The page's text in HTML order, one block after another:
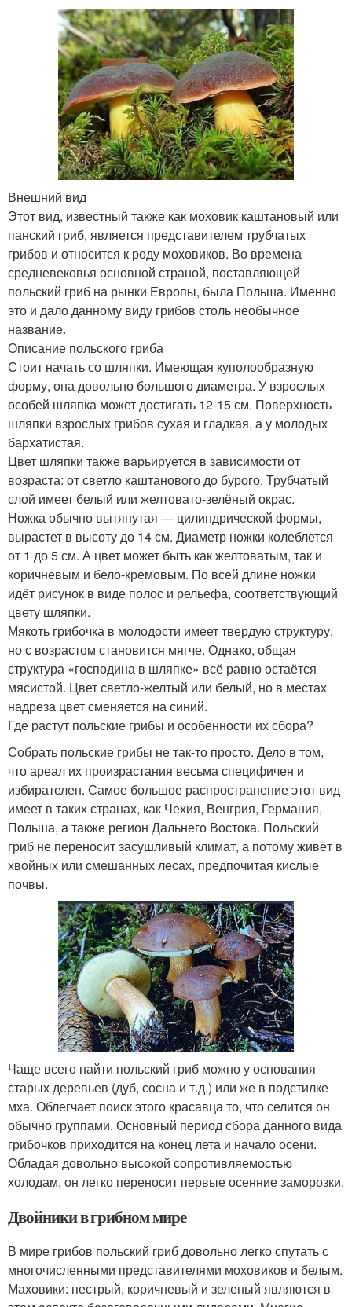
Внешний вид
Этот вид, известный также как моховик каштановый или
панский гриб, является представителем трубчатых
грибов и относится к роду моховиков. Во времена
средневековья основной страной, поставляющей
польский гриб на рынки Европы, была Польша. Именно
это и дало данному виду грибов столь необычное
название.
Описание польского гриба
Стоит начать со шляпки. Имеющая куполообразную
форму, она довольно большого диаметра. У взрослых
особей шляпка может достигать 12-15 см. Поверхность
шляпки взрослых грибов сухая и гладкая, а у молодых
бархатистая.
Цвет шляпки также варьируется в зависимости от
возраста: от светло каштанового до бурого. Трубчатый
слой имеет белый или желтовато-зелёный окрас.
Ножка обычно вытянутая — цилиндрической формы,
вырастет в высоту до 14 см. Диаметр ножки колеблется
от 1 до 5 см. А цвет может быть как желтоватым, так и
коричневым и бело-кремовым. По всей длине ножки
идёт рисунок в виде полос и рельефа, соответствующий
цвету шляпки.
Мякоть грибочка в молодости имеет твердую структуру,
но с возрастом становится мягче. Однако, общая
структура «господина в шляпке» всё равно остаётся
мясистой. Цвет светло-желтый или белый, но в местах
надреза цвет сменяется на синий.
Где растут польские грибы и особенности их сбора?
Собрать польские грибы не так-то просто. Дело в том,
что ареал их произрастания весьма специфичен и
избирателен. Самое большое распространение этот вид
имеет в таких странах, как Чехия, Венгрия, Германия,
Польша, а также регион Дальнего Востока. Польский
гриб не переносит засушливый климат, а потому живёт в
хвойных или смешанных лесах, предпочитая кислые
почвы.
Чаще всего найти польский гриб можно у основания
старых деревьев (дуб, сосна и т.д.) или же в подстилке
мха. Облегчает поиск этого красавца то, что селится он
обычно группами. Основный период сбора данного вида
грибочков приходится на конец лета и начало осени.
Обладая довольно высокой сопротивляемостью
холодам, он легко переносит первые осенние заморозки.
Двойники в грибном мире
В мире грибов польский гриб довольно легко спутать с
многочисленными представителями моховиков и белым.
Маховики: пестрый, коричневый и зеленый являются в